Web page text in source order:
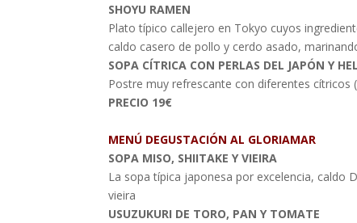
SHOYU RAMEN
Plato típico callejero en Tokyo cuyos
caldo casero de pollo y cerdo asado,
SOPA CÍTRICA CON PERLAS DEL JAPÓN Y
Postre muy refrescante con diferentes cítricos
PRECIO 19€
MENÚ DEGUSTACIÓN AL GLORIAMAR
SOPA MISO, SHIITAKE Y VIEIRA
La sopa típica japonesa por excelencia, caldo
vieira
USUZUKURI DE TORO, PAN Y TOMATE